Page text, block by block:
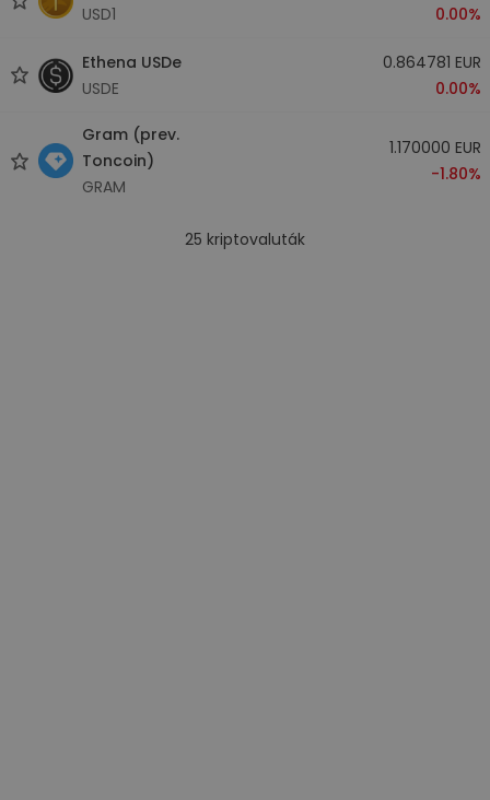
USD1
0.00%
Ethena USDe
USDE
0.864781 EUR
0.00%
Gram (prev.
Toncoin)
GRAM
1.170000 EUR
-1.80%
25 kriptovaluták